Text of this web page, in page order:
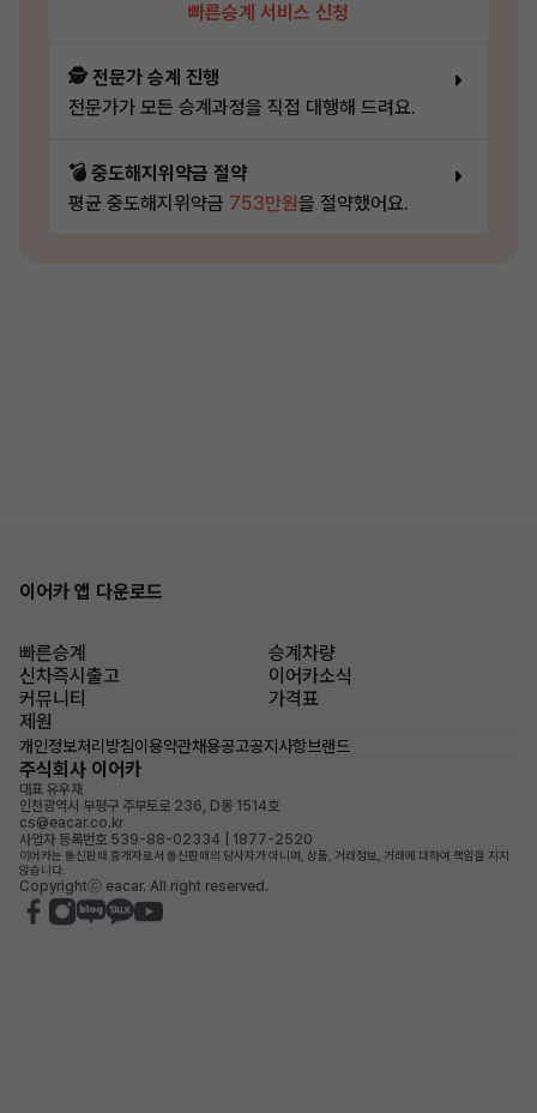
빠른승계 서비스 신청
🕵️ 전문가 승계 진행
전문가가 모든 승계과정을 직접 대행해 드려요.
💣 중도해지위약금 절약
평균 중도해지위약금 753만원을 절약했어요.
이어카 앱 다운로드
빠른승계
승계차량
신차즉시출고
이어카소식
커뮤니티
가격표
제원
개인정보처리방침이용약관채용공고공지사항브랜드
주식회사 이어카
대표 유우재
인천광역시 부평구 주부토로 236, D동 1514호
cs@eacar.co.kr
사업자 등록번호 539-88-02334 | 1877-2520
이어카는 통신판매 중개자로서 통신판매의 당사자가 아니며, 상품, 거래정보, 거래에 대하여 책임을 지지
않습니다.
Copyrightⓒ eacar. All right reserved.